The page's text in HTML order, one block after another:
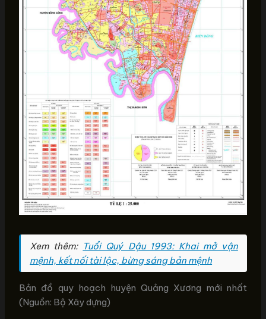
Xem thêm: Tuổi Quý Dậu 1993: Khai mở vận
mệnh, kết nối tài lộc, bừng sáng bản mệnh
Bản đồ quy hoạch huyện Quảng Xương mới nhất
(Nguồn: Bộ Xây dựng)